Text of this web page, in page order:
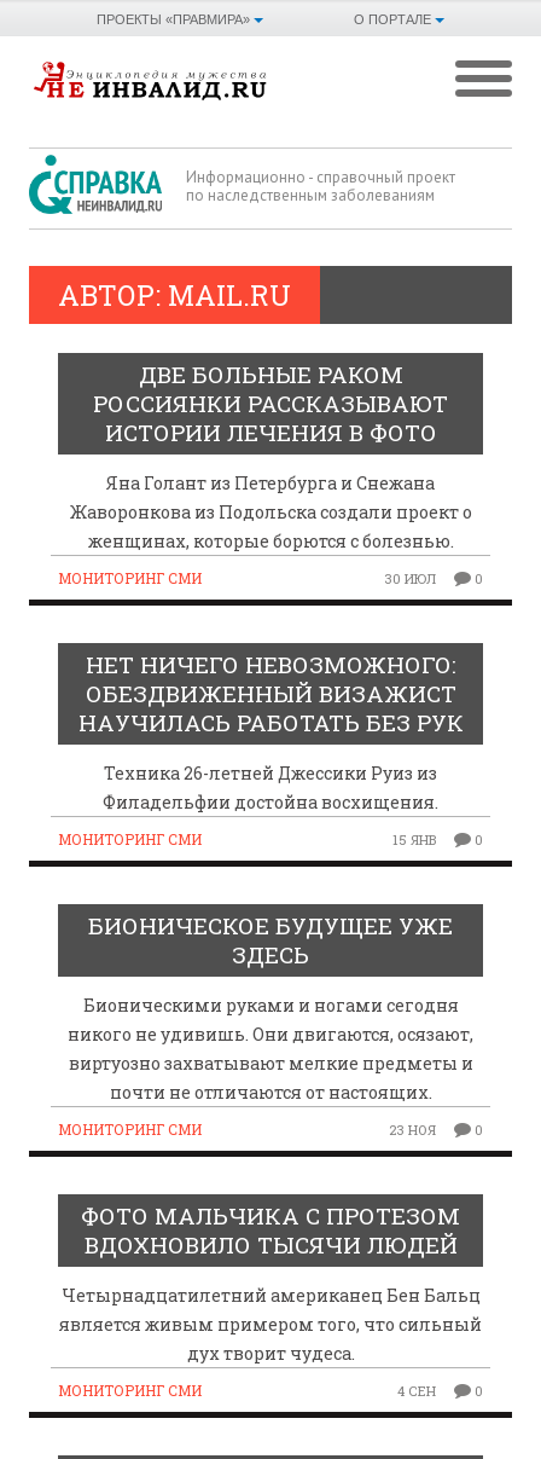
О ПОРТАЛЕ
ПРОЕКТЫ «ПРАВМИРА»
Информационно - справочный проект
по наследственным заболеваниям
АВТОР: MAIL.RU
ДВЕ БОЛЬНЫЕ РАКОМ
РОССИЯНКИ РАССКАЗЫВАЮТ
ИСТОРИИ ЛЕЧЕНИЯ В ФОТО
Яна Голант из Петербурга и Снежана
Жаворонкова из Подольска создали проект о
женщинах, которые борются с болезнью.
МОНИТОРИНГ СМИ 30 ИЮЛ 0
НЕТ НИЧЕГО НЕВОЗМОЖНОГО:
ОБЕЗДВИЖЕННЫЙ ВИЗАЖИСТ
НАУЧИЛАСЬ РАБОТАТЬ БЕЗ РУК
Техника 26-летней Джессики Руиз из
Филадельфии достойна восхищения.
МОНИТОРИНГ СМИ 15 ЯНВ 0
БИОНИЧЕСКОЕ БУДУЩЕЕ УЖЕ
ЗДЕСЬ
Бионическими руками и ногами сегодня
никого не удивишь. Они двигаются, осязают,
виртуозно захватывают мелкие предметы и
почти не отличаются от настоящих.
МОНИТОРИНГ СМИ 23 НОЯ 0
ФОТО МАЛЬЧИКА С ПРОТЕЗОМ
ВДОХНОВИЛО ТЫСЯЧИ ЛЮДЕЙ
Четырнадцатилетний американец Бен Бальц
является живым примером того, что сильный
дух творит чудеса.
МОНИТОРИНГ СМИ 4 СЕН 0